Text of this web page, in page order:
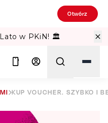
Otwórz
Lato w PKiN! 🏛️
KUP VOUCHER. SZYBKO I